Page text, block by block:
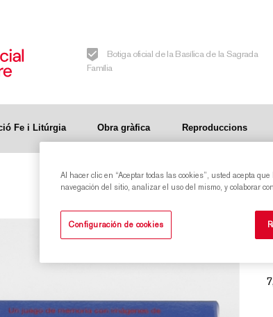
Botiga oficial de la Basílica de la Sagrada
Família
Fe i Litúrgia Obra gràfica Reproduccions
Al hacer clic en “Aceptar todas las cookies”, usted acepta
navegación del sitio, analizar el uso del mismo, y colaborar
Configuración de cookies